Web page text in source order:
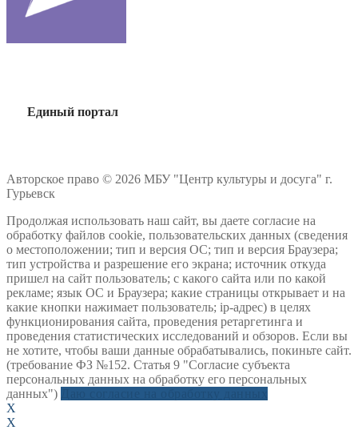
Единый портал
Авторское право © 2026 МБУ "Центр культуры и досуга" г.
Гурьевск
Продолжая использовать наш сайт, вы даете согласие на
обработку файлов cookie, пользовательских данных (сведения
о местоположении; тип и версия ОС; тип и версия Браузера;
тип устройства и разрешение его экрана; источник откуда
пришел на сайт пользователь; с какого сайта или по какой
рекламе; язык ОС и Браузера; какие страницы открывает и на
какие кнопки нажимает пользователь; ip-адрес) в целях
функционирования сайта, проведения ретаргетинга и
проведения статистических исследований и обзоров. Если вы
не хотите, чтобы ваши данные обрабатывались, покиньте сайт.
(требование ФЗ №152. Статья 9 "Согласие субъекта
персональных данных на обработку его персональных
данных")
X
X